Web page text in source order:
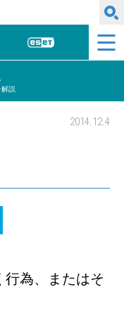
パン株式会社
バーセキュリティ情報局
ESET
説
2014.12.4
行為、またはそ